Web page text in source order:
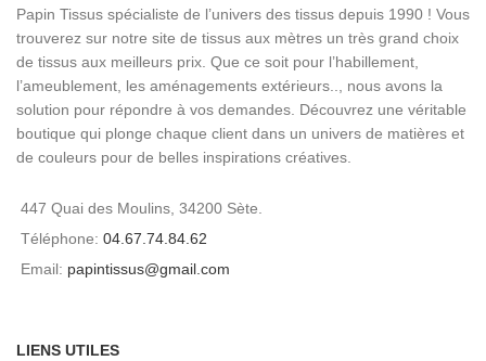
Papin Tissus spécialiste de l’univers des tissus depuis 1990 ! Vous
trouverez sur notre site de tissus aux mètres un très grand choix
de tissus aux meilleurs prix. Que ce soit pour l’habillement,
l’ameublement, les aménagements extérieurs.., nous avons la
solution pour répondre à vos demandes. Découvrez une véritable
boutique qui plonge chaque client dans un univers de matières et
de couleurs pour de belles inspirations créatives.
447 Quai des Moulins, 34200 Sète.
Téléphone: 04.67.74.84.62
Email: papintissus@gmail.com
LIENS UTILES